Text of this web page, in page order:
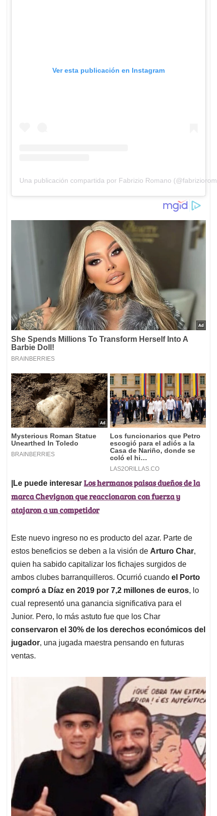
Ver esta publicación en Instagram
Una publicación compartida por Fabrizio Romano
|Le puede interesar Los hermanos paisas dueños de la
marca Chevignon que reaccionaron con fuerza y
atajaron a un competidor
Este nuevo ingreso no es producto del azar. Parte de
estos beneficios se deben a la visión de Arturo Char,
quien ha sabido capitalizar los fichajes surgidos de
ambos clubes barranquilleros. Ocurrió cuando el Porto
compró a Díaz en 2019 por 7,2 millones de euros, lo
cual representó una ganancia significativa para el
Junior. Pero, lo más astuto fue que los Char
conservaron el 30% de los derechos económicos del
jugador, una jugada maestra pensando en futuras
ventas.